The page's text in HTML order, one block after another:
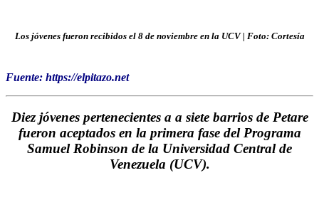
Los jóvenes fueron recibidos el 8 de noviembre en la UCV | Foto: Cortesía
Fuente: https://elpitazo.net
Diez jóvenes pertenecientes a a siete barrios de Petare
fueron aceptados en la primera fase del Programa
Samuel Robinson de la Universidad Central de
Venezuela (UCV).